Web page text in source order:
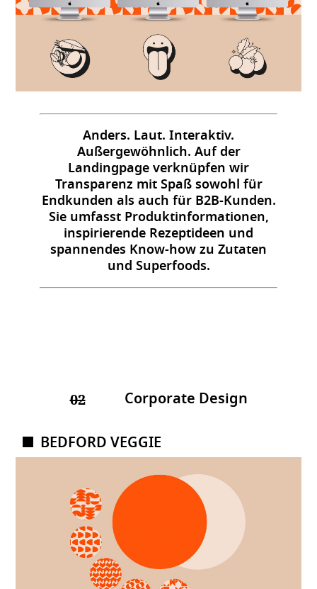
Anders. Laut. Interaktiv.
Außergewöhnlich. Auf der
Landingpage verknüpfen wir
Transparenz mit Spaß sowohl für
Endkunden als auch für B2B-Kunden.
Sie umfasst Produktinformationen,
inspirierende Rezeptideen und
spannendes Know-how zu Zutaten
und Superfoods.
02 Corporate Design
BEDFORD VEGGIE